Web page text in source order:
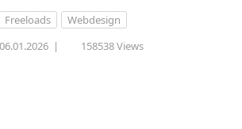
Freeloads
Webdesign
06.01.2026| 158538 Views